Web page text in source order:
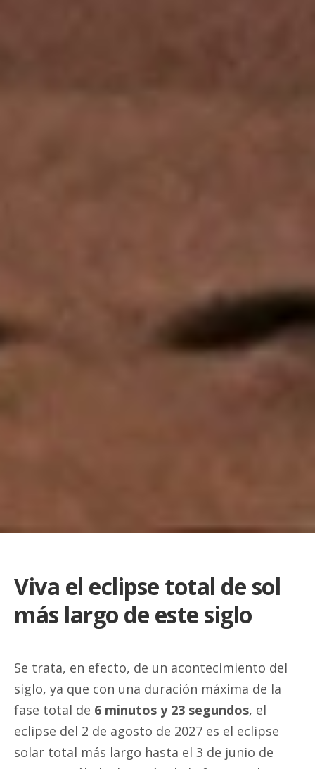
Viva el eclipse total de sol
más largo de este siglo
Se trata, en efecto, de un acontecimiento del
siglo, ya que con una duración máxima de la
fase total de 6 minutos y 23 segundos, el
eclipse del 2 de agosto de 2027 es el eclipse
solar total más largo hasta el 3 de junio de